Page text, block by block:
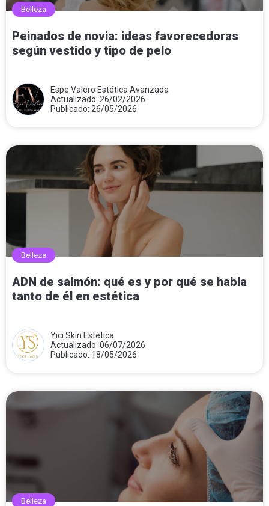
Belleza
Peinados de novia: ideas favorecedoras
según vestido y tipo de pelo
Espe Valero Estética Avanzada
Actualizado: 26/02/2026
Publicado: 26/05/2026
Belleza
ADN de salmón: qué es y por qué se habla
tanto de él en estética
Yici Skin Estética
Actualizado: 06/07/2026
Publicado: 18/05/2026
Belleza